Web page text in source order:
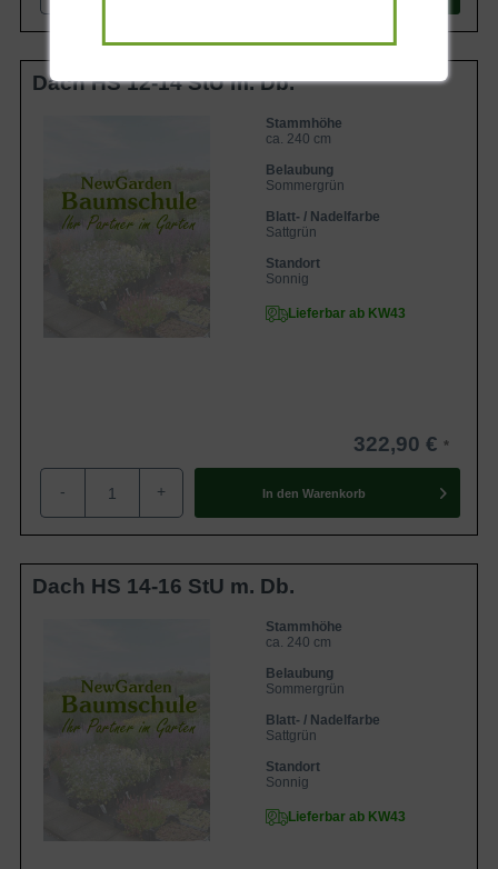
Dach HS 12-14 StU m. Db.
Stammhöhe
ca. 240 cm
Belaubung
Sommergrün
Blatt- / Nadelfarbe
Sattgrün
Standort
Sonnig
Lieferbar ab KW43
322,90 €
- + In den Warenkorb
Dach HS 14-16 StU m. Db.
Stammhöhe
ca. 240 cm
Belaubung
Sommergrün
Blatt- / Nadelfarbe
Sattgrün
Standort
Sonnig
Lieferbar ab KW43